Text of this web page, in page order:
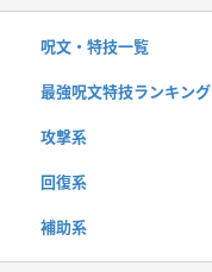
呪文・特技一覧
最強呪文特技ランキング
攻撃系
回復系
補助系